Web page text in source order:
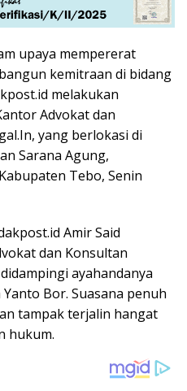
upaya mempererat
kemitraan di bidang
melakukan
Advokat dan
yang berlokasi di
Sarana Agung,
Tebo, Senin
Amir Said
dan Konsultan
ayahandanya
Bor. Suasana penuh
tampak terjalin hangat
hukum.